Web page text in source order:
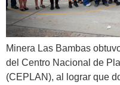
Minera Las Bambas
del Centro Nacional de
(CEPLAN), al lograr que